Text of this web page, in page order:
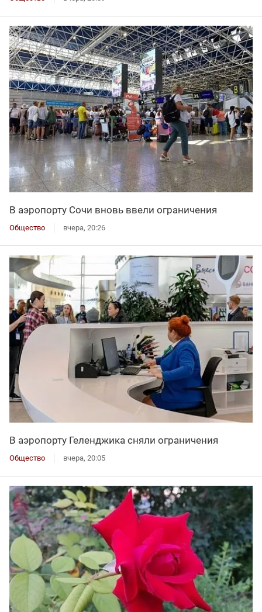
В аэропорту Сочи вновь ввели ограничения
Общество вчера, 20:26
В аэропорту Геленджика сняли ограничения
Общество вчера, 20:05